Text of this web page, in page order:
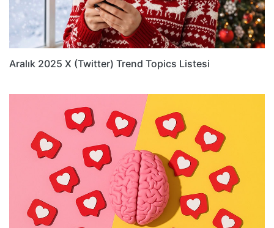
Aralık 2025 X (Twitter) Trend Topics Listesi